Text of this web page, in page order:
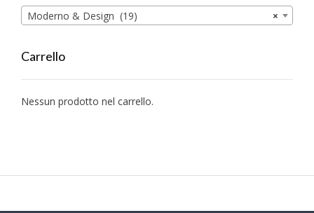
×
Moderno & Design (19)
Carrello
Nessun prodotto nel carrello.